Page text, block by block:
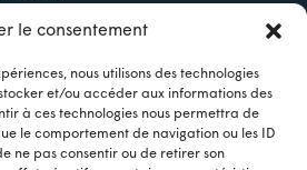
le consentement
nous utilisons des technologies
et/ou accéder aux informations des
à ces technologies nous permettra de
le comportement de navigation ou les ID
ne pas consentir ou de retirer son
parCollaboration Spéciale